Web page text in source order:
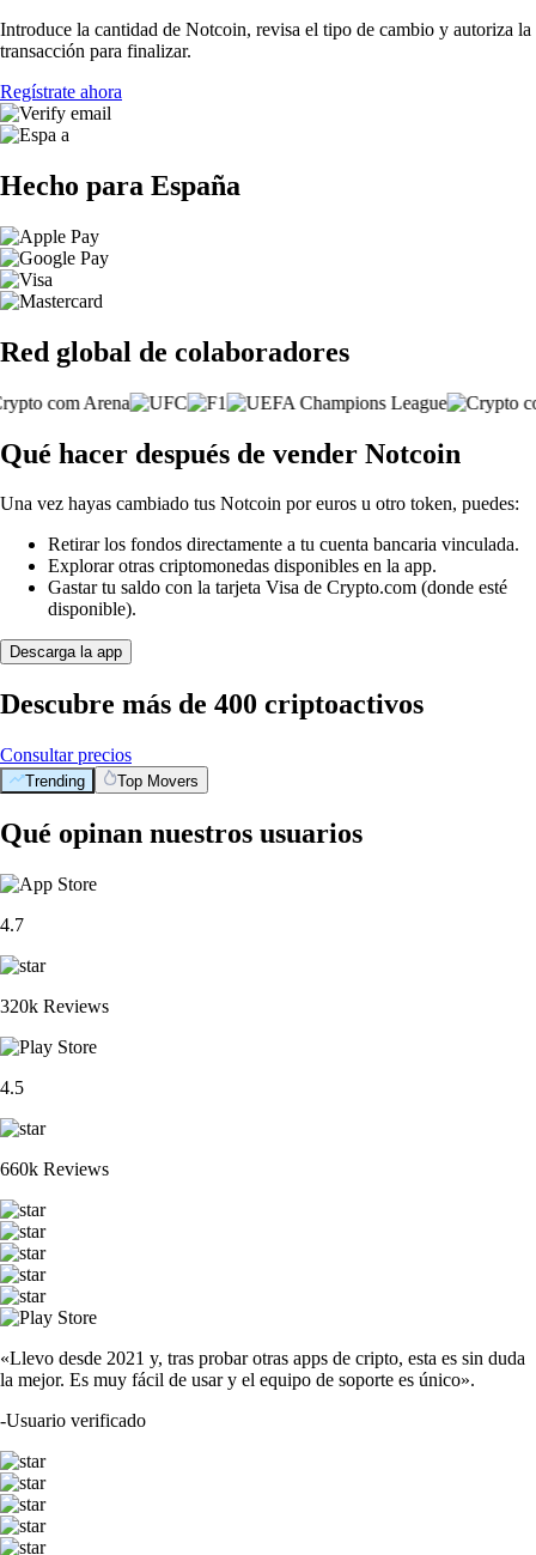
Introduce la cantidad de Notcoin, revisa el tipo de cambio y autoriza la
transacción para finalizar.
Regístrate ahora
Hecho para España
Red global de colaboradores
Qué hacer después de vender Notcoin
Una vez hayas cambiado tus Notcoin por euros u otro token, puedes:
Retirar los fondos directamente a tu cuenta bancaria vinculada.
Explorar otras criptomonedas disponibles en la app.
Gastar tu saldo con la tarjeta Visa de Crypto.com (donde esté
disponible).
Descarga la app
Descubre más de 400 criptoactivos
Consultar precios
Trending Top Movers
Qué opinan nuestros usuarios
4.7
320k Reviews
4.5
660k Reviews
«Llevo desde 2021 y, tras probar otras apps de cripto, esta es sin duda
la mejor. Es muy fácil de usar y el equipo de soporte es único».
-Usuario verificado